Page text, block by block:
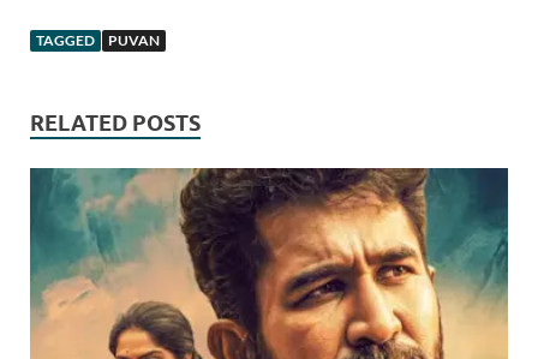
TAGGED PUVAN
RELATED POSTS